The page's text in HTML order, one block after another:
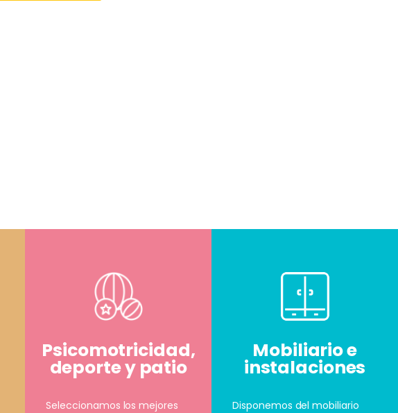
Psicomotricidad,
deporte y patio
Seleccionamos los mejores
Mobiliario e
instalaciones
Disponemos del mobiliario